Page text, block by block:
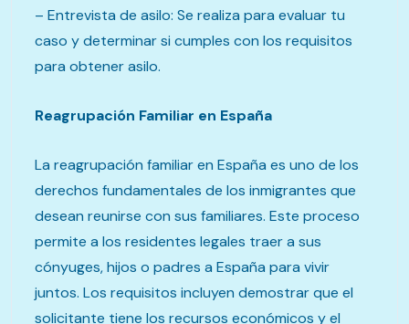
– Entrevista de asilo: Se realiza para evaluar tu
caso y determinar si cumples con los requisitos
para obtener asilo.
Reagrupación Familiar en España
La reagrupación familiar en España es uno de los
derechos fundamentales de los inmigrantes que
desean reunirse con sus familiares. Este proceso
permite a los residentes legales traer a sus
cónyuges, hijos o padres a España para vivir
juntos. Los requisitos incluyen demostrar que el
solicitante tiene los recursos económicos y el